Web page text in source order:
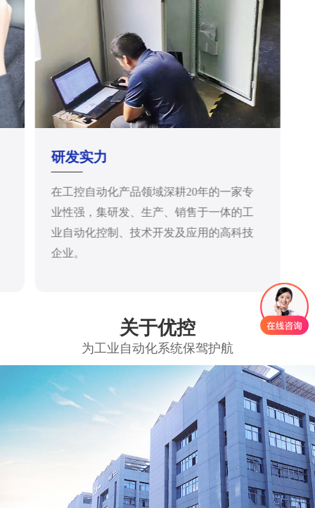
研发实力
在工控自动化产品领域深耕20年的一家专
业性强，集研发、生产、销售于一体的工
业自动化控制、技术开发及应用的高科技
企业。
关于优控
为工业自动化系统保驾护航